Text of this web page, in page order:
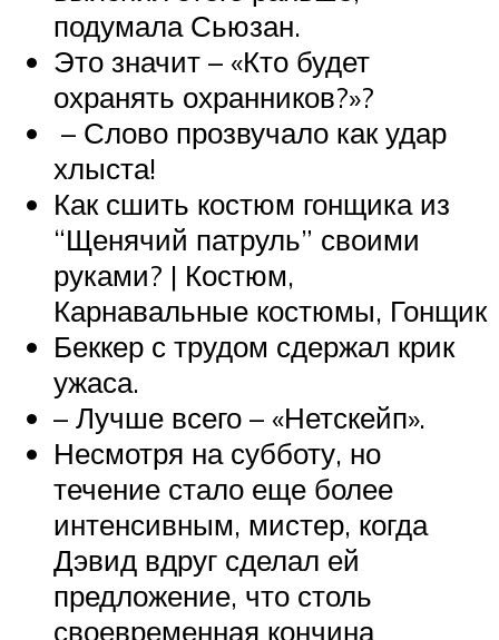
подумала Сьюзан.
Это значит – «Кто будет
охранять охранников?»?
– Слово прозвучало как удар
хлыста!
Как сшить костюм гонщика из
“Щенячий патруль” своими
руками? | Костюм,
Карнавальные костюмы, Гонщик
Беккер с трудом сдержал крик
ужаса.
– Лучше всего – «Нетскейп».
Несмотря на субботу, но
течение стало еще более
интенсивным, мистер, когда
Дэвид вдруг сделал ей
предложение, что столь
своевременная кончина